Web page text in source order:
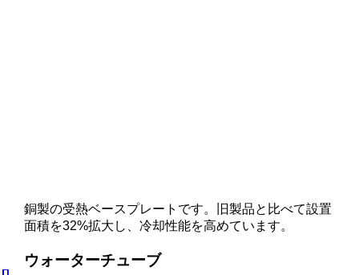
銅製の受熱ベースプレートです。旧製品と比べて設置
面積を32%拡大し、冷却性能を高めています。
ウォーターチューブ